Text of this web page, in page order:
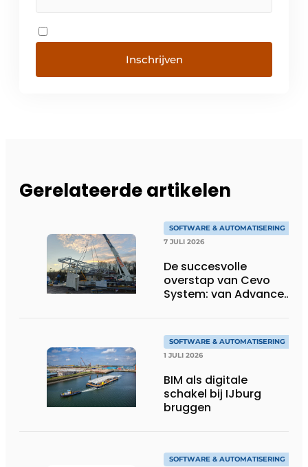
Inschrijven
Gerelateerde artikelen
SOFTWARE & AUTOMATISERING
7 JULI 2026
De succesvolle
overstap van Cevo
System: van Advance
SOFTWARE & AUTOMATISERING
1 JULI 2026
BIM als digitale
schakel bij IJburg
bruggen
SOFTWARE & AUTOMATISERING